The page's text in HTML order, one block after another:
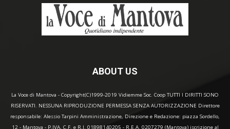
ABOUT US
La Voce di Mantova - Copyright(C)1999-2019 Vidiemme Soc. Coop TUTTI I DIRITTI SONO
RISERVATI. NESSUNA RIPRODUZIONE PERMESSA SENZA AUTORIZZAZIONE Direttore
responsabile: Alessio Tarpini Amministrazione, Direzione e Redazione: piazza Sordello,
12 - Mantova - P.IVA, C.F. e R.I. 01898140205 - R.E.A. 0207279 (Mantova) iscrizione al